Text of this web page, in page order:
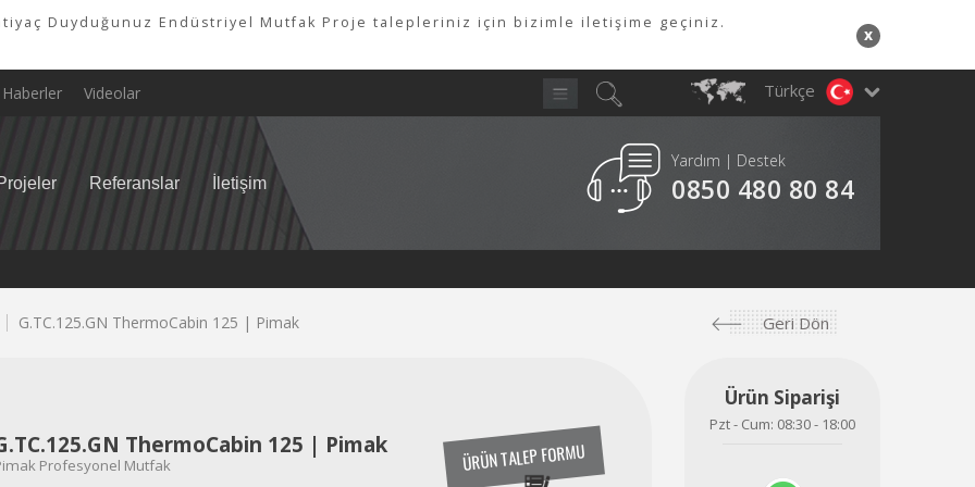
Duyduğunuz Endüstriyel Mutfak Proje talepleriniz için bizimle iletişime geçiniz.
x
Haberler Videolar Türkçe
Referanslar İletişim
Yardım | Destek
0850 480 80 84
G.TC.125.GN ThermoCabin 125 | Pimak Geri Dön
ThermoCabin 125 | Pimak
Profesyonel Mutfak ÜRÜN TALEP FORMU
Ürün Siparişi
Pzt - Cum: 08:30 - 18:00